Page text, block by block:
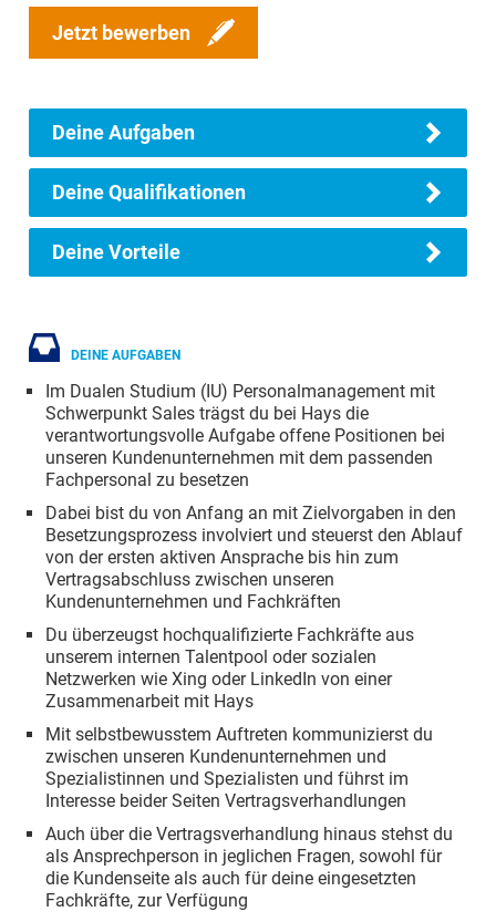
Jetzt bewerben
Deine Aufgaben
Deine Qualifikationen
Deine Vorteile
DEINE AUFGABEN
Im Dualen Studium (IU) Personalmanagement mit
Schwerpunkt Sales trägst du bei Hays die
verantwortungsvolle Aufgabe offene Positionen bei
unseren Kundenunternehmen mit dem passenden
Fachpersonal zu besetzen
Dabei bist du von Anfang an mit Zielvorgaben in den
Besetzungsprozess involviert und steuerst den Ablauf
von der ersten aktiven Ansprache bis hin zum
Vertragsabschluss zwischen unseren
Kundenunternehmen und Fachkräften
Du überzeugst hochqualifizierte Fachkräfte aus
unserem internen Talentpool oder sozialen
Netzwerken wie Xing oder LinkedIn von einer
Zusammenarbeit mit Hays
Mit selbstbewusstem Auftreten kommunizierst du
zwischen unseren Kundenunternehmen und
Spezialistinnen und Spezialisten und führst im
Interesse beider Seiten Vertragsverhandlungen
Auch über die Vertragsverhandlung hinaus stehst du
als Ansprechperson in jeglichen Fragen, sowohl für
die Kundenseite als auch für deine eingesetzten
Fachkräfte, zur Verfügung